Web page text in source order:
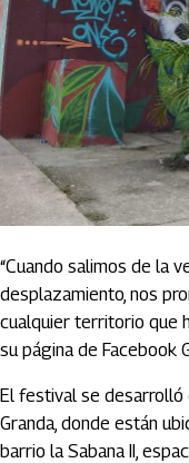
“Cuando salimos de la
desplazamiento, nos
cualquier territorio que
su página de Facebook
El festival se desarrolló
Granda, donde están
barrio la Sabana II,